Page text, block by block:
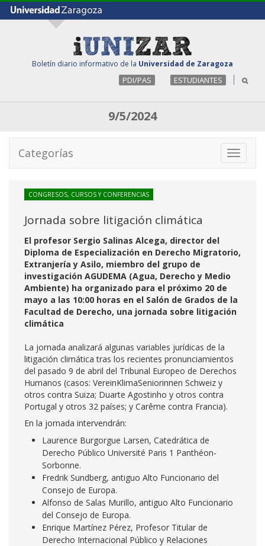
Boletín diario informativo de la Universidad de Zaragoza
PDI/PAS ESTUDIANTES
9/5/2024
Toggle
Categorías
CONGRESOS, CURSOS Y CONFERENCIAS
Jornada sobre litigación climática
El profesor Sergio Salinas Alcega, director del
Diploma de Especialización en Derecho Migratorio,
Extranjería y Asilo, miembro del grupo de
investigación AGUDEMA (Agua, Derecho y Medio
Ambiente) ha organizado para el próximo 20 de
mayo a las 10:00 horas en el Salón de Grados de la
Facultad de Derecho, una jornada sobre litigación
climática
La jornada analizará algunas variables jurídicas de la
litigación climática tras los recientes pronunciamientos
del pasado 9 de abril del Tribunal Europeo de Derechos
Humanos (casos: VereinKlimaSeniorinnen Schweiz y
otros contra Suiza; Duarte Agostinho y otros contra
Portugal y otros 32 países; y Carême contra Francia).
En la jornada intervendrán:
Laurence Burgorgue Larsen, Catedrática de
Derecho Público Université Paris 1 Panthéon-
Sorbonne.
Fredrik Sundberg, antiguo Alto Funcionario del
Consejo de Europa.
Alfonso de Salas Murillo, antiguo Alto Funcionario
del Consejo de Europa.
Enrique Martínez Pérez, Profesor Titular de
Derecho Internacional Público y Relaciones